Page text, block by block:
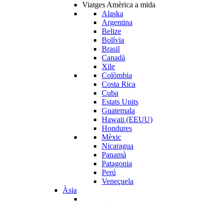
Viatges Amèrica a mida
Alaska
Argentina
Belize
Bolívia
Brasil
Canadà
Xile
Colòmbia
Costa Rica
Cuba
Estats Units
Guatemala
Hawaii (EEUU)
Hondures
Mèxic
Nicaragua
Panamà
Patagonia
Perú
Veneçuela
Àsia